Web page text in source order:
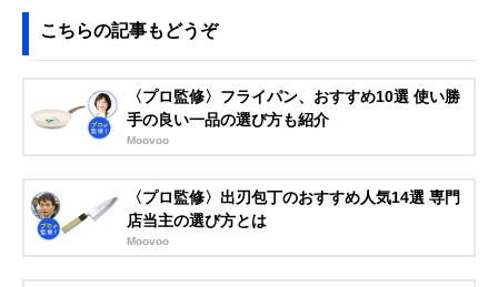
リス(RISU) スタビ
タケヤ化学工業
(Takeya) プルー
ビストロ調味入れ
PTY-30
曲線をいかした洗
練されたフォルム
幅5.3×奥行き
高さ8.6cm
こちらの記事もどうぞ
〈プロ監修〉フライパン、おすすめ10選 使い勝
手の良い一品の選び方も紹介
Moovoo
〈プロ監修〉出刃包丁のおすすめ人気14選 専門
店当主の選び方とは
Moovoo